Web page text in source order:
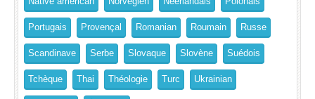
Portugais Provençal Romanian Roumain Russe
Scandinave Serbe Slovaque Slovène Suédois
Tchèque Thai Théologie Turc Ukrainian